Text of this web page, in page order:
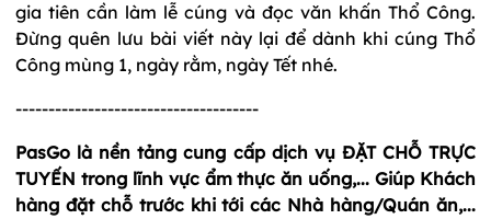
gia tiên cần làm lễ cúng và đọc văn khấn Thổ Công.
Đừng quên lưu bài viết này lại để dành khi cúng Thổ
Công mùng 1, ngày rằm, ngày Tết nhé.
-------------------------------------
PasGo là nền tảng cung cấp dịch vụ ĐẶT CHỖ TRỰC
TUYẾN trong lĩnh vực ẩm thực ăn uống,... Giúp Khách
hàng đặt chỗ trước khi tới các Nhà hàng/Quán ăn,...